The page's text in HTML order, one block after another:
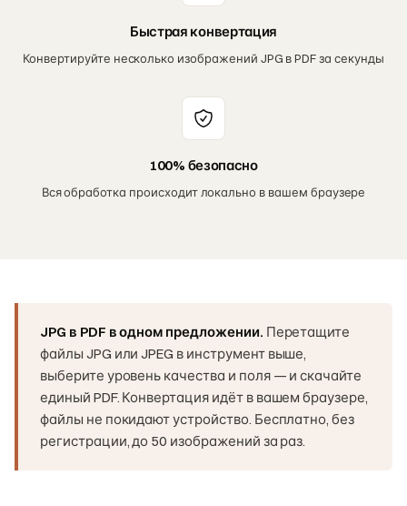
Быстрая конвертация
Конвертируйте несколько изображений JPG в PDF за секунды
100% безопасно
Вся обработка происходит локально в вашем браузере
JPG в PDF в одном предложении. Перетащите
файлы JPG или JPEG в инструмент выше,
выберите уровень качества и поля — и скачайте
единый PDF. Конвертация идёт в вашем браузере,
файлы не покидают устройство. Бесплатно, без
регистрации, до 50 изображений за раз.